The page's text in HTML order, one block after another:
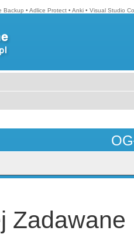
Backup • Adlice Protect • Anki • Visual Studio
Zadawane